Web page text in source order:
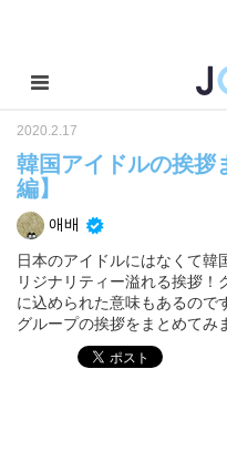
2020.2.17
韓国アイドルの挨拶
編】
애배
日本のアイドルにはなくて韓
リジナリティー溢れる挨拶
に込められた意味もあるので
グループの挨拶をまとめて